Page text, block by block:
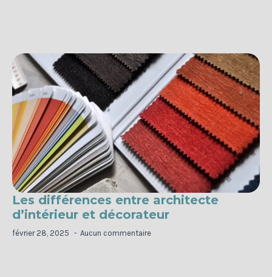
Les différences entre architecte
d’intérieur et décorateur
février 28, 2025 Aucun commentaire